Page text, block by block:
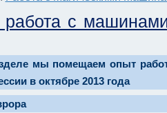
с
мы помещаем опыт
в октябре 2013 года